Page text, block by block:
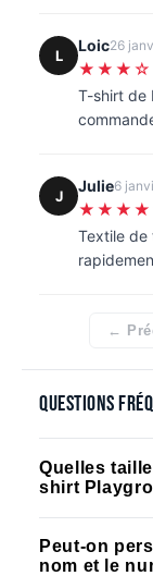
L
Loic26
T-shirt de
J
Julie6
Textile de
←
Questions
Quelles
shirt
enfant (6 ans,
Peut-on
nom et le